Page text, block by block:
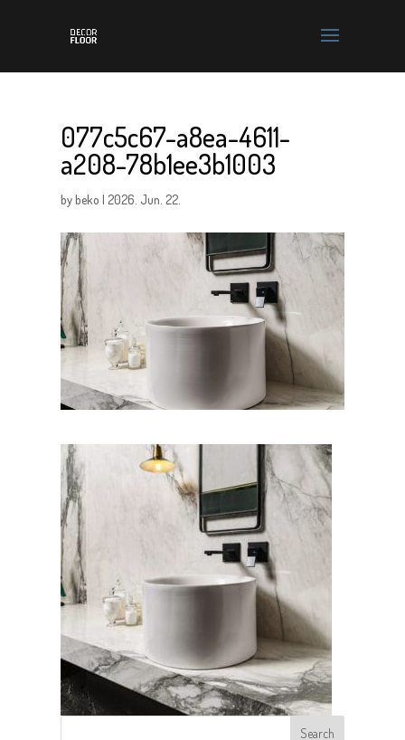
077c5c67-a8ea-4611-
a208-78b1ee3b1003
bybeko |2026. Jun. 22.